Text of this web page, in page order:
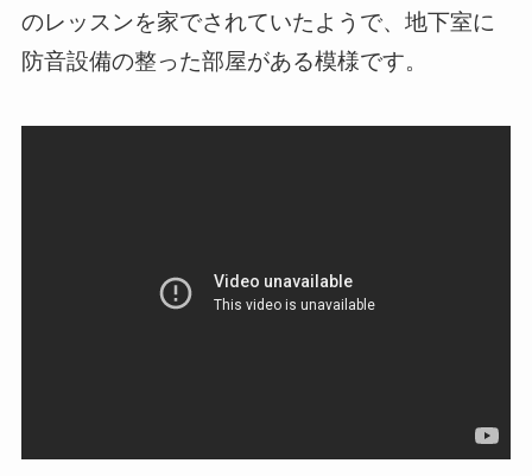
のレッスンを家でされていたようで、地下室に
防音設備の整った部屋がある模様です。